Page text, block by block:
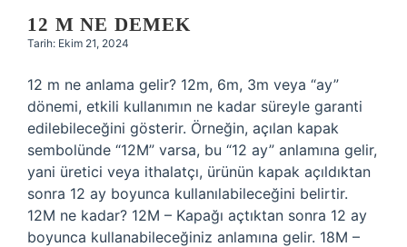
12 M NE DEMEK
Tarih: Ekim 21, 2024
12 m ne anlama gelir? 12m, 6m, 3m veya “ay”
dönemi, etkili kullanımın ne kadar süreyle garanti
edilebileceğini gösterir. Örneğin, açılan kapak
sembolünde “12M” varsa, bu “12 ay” anlamına gelir,
yani üretici veya ithalatçı, ürünün kapak açıldıktan
sonra 12 ay boyunca kullanılabileceğini belirtir.
12M ne kadar? 12M – Kapağı açtıktan sonra 12 ay
boyunca kullanabileceğiniz anlamına gelir. 18M –